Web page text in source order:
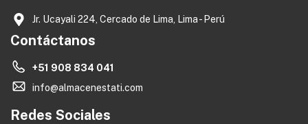
Jr. Ucayali 224, Cercado de Lima, Lima - Perú
Contáctanos
+51 908 834 041
info@almacenestati.com
Redes Sociales